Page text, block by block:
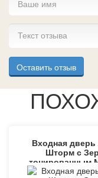
Оставить отзыв
Входная
Шторм с
тонированным
Черный